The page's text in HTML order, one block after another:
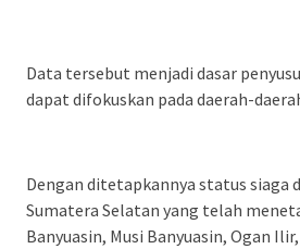
Data tersebut menjadi dasar
dapat difokuskan pada daerah-
Dengan ditetapkannya status siaga
Sumatera Selatan yang telah
Banyuasin, Musi Banyuasin, Ogan